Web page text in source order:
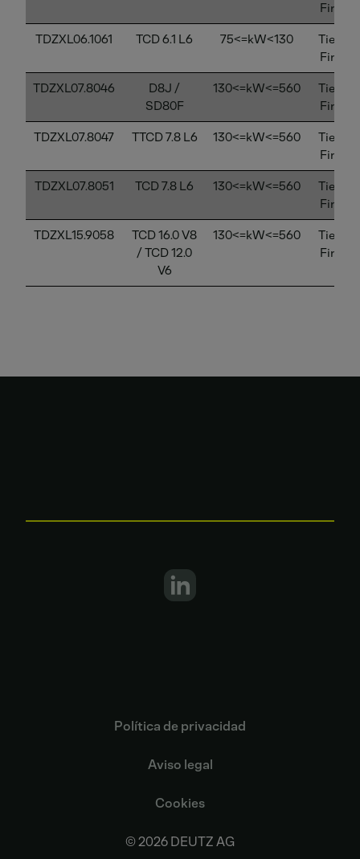
Final
TDZXL06.1061 TCD 6.1 L6 75<=kW<130
Tier 4
Final
TDZXL07.8046
D8J /
SD80F
130<=kW<=560
Tier 4
Final
TDZXL07.8047 TTCD 7.8 L6 130<=kW<=560
Tier 4
Final
TDZXL07.8051 TCD 7.8 L6 130<=kW<=560
Tier 4
Final
TDZXL15.9058
TCD 16.0 V8
/ TCD 12.0
V6
130<=kW<=560
Tier 4
Final
© 2026 DEUTZ AG
Política de privacidad
Aviso legal
Cookies